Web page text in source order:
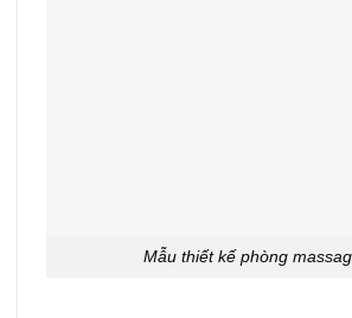
Mẫu thiết kế phòng